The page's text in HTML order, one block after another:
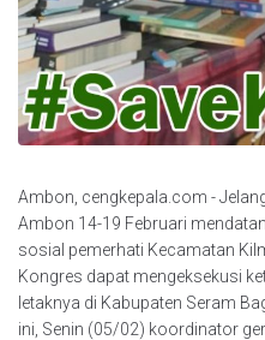
Ambon, cengkepala.com -
Ambon 14-19 Februari
sosial pemerhati Kecamatan
Kongres dapat mengeksekusi
letaknya di Kabupaten Seram
ini, Senin (05/02) koordinator